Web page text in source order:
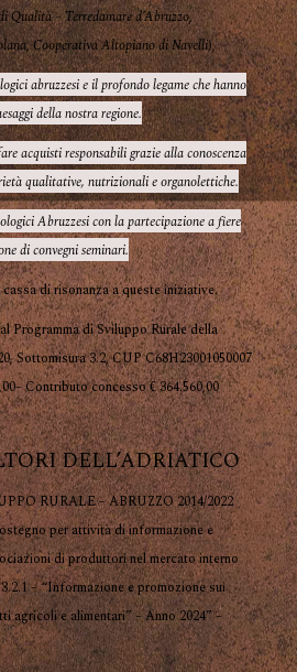
Qualità – Terredamare d’Abruzzo,
,Cooperativa Altopiano di Navelli),
abruzzesi e il profondo legame che hanno
della nostra regione.
acquisti responsabili grazie alla conoscenza
qualitative, nutrizionali e organolettiche.
Abruzzesi con la partecipazione a fiere
di convegni seminari.
di risonanza a queste iniziative.
Programma di Sviluppo Rurale della
Sottomisura 3.2, CUP C68H23001050007
Contributo concesso € 364.560,00
DELL’ADRIATICO
RURALE – ABRUZZO 2014/2022
per attività di informazione e
di produttori nel mercato interno
– “Informazione e promozione sui
agricoli e alimentari” – Anno 2024” –